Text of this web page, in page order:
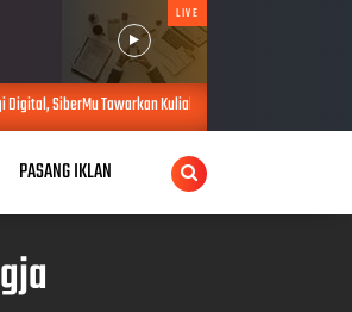
LIVE
Kuliah S1 100 Persen Daring Bebas Biaya Pendaftaran
PASANG IKLAN